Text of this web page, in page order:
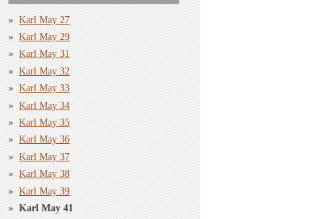
Karl May 27
Karl May 29
Karl May 31
Karl May 32
Karl May 33
Karl May 34
Karl May 35
Karl May 36
Karl May 37
Karl May 38
Karl May 39
Karl May 41